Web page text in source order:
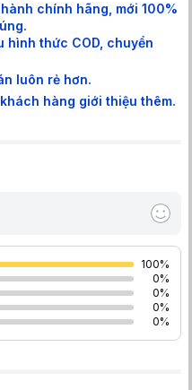
chính hãng, mới 100%
hình thức COD, chuyển
luôn rẻ hơn.
hàng giới thiệu thêm.
100%
0%
0%
0%
0%